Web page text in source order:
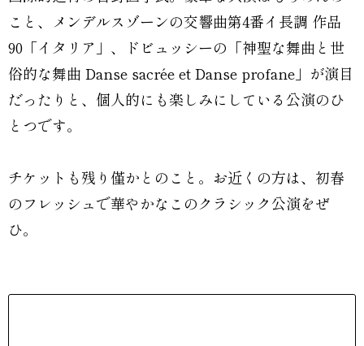
こと、メンデルスゾーンの交響曲第4番イ長調 作品
90「イタリア」、ドビュッシーの「神聖な舞曲と世
俗的な舞曲 Danse sacrée et Danse profane」が演目
だったりと、個人的にも楽しみにしている公演のひ
とつです。
チケットも残り僅かとのこと。お近くの方は、初春
のフレッシュで華やかなこのクラシック公演をぜ
ひ。